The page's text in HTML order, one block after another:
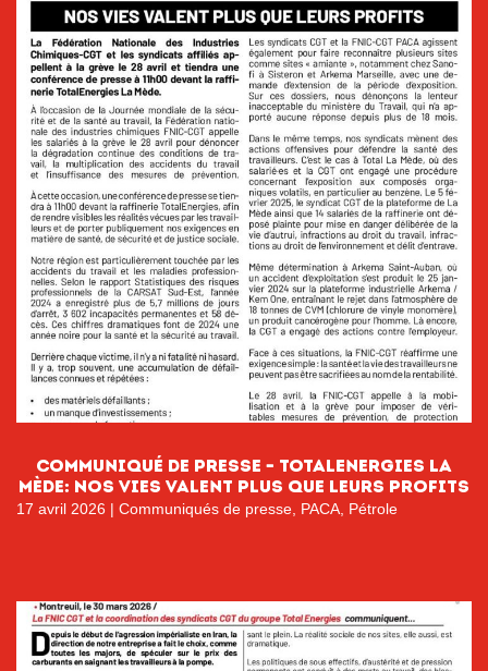
Communiqué de Presse – TotalEnergies La
Mède: Nos vies valent plus que leurs profits
17 avril 2026 | Communiqués de presse PACA Pétrole